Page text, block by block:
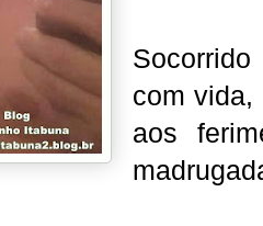
com vida,
aos